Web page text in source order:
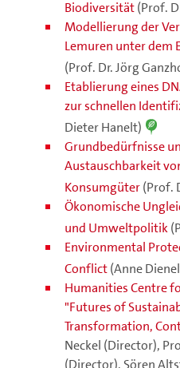
Biodiversität(Prof.
Modellierung der
Lemuren unter dem
(Prof. Dr. Jörg
Etablierung eines
zur schnellen
Dieter Hanelt)
Grundbedürfnisse
Austauschbarkeit
Konsumgüter(Prof.
Ökonomische
und Umweltpolitik
Environmental
Conflict(Anne
Humanities Centre
"Futures of
Transformation,
Neckel (Director),
(Director), Sören